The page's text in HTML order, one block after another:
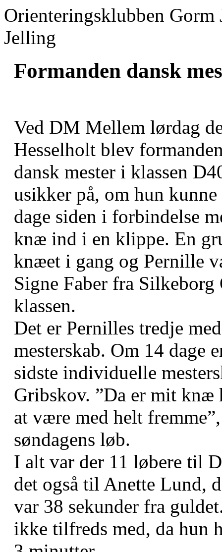
Orienteringsklubben
Jelling
Formanden dansk
Ved DM Mellem lørdag
Hesselholt blev
dansk mester i klassen
usikker på, om hun
dage siden i forbindelse
knæ ind i en klippe. En
knæet i gang og Pernille
Signe Faber fra
klassen.
Det er Pernilles tredje
mesterskab. Om 14 dage
sidste individuelle
Gribskov. ”Da er mit knæ
at være med helt
søndagens løb.
I alt var der 11 løbere til
det også til Anette Lund,
var 38 sekunder fra
ikke tilfreds med, da hun